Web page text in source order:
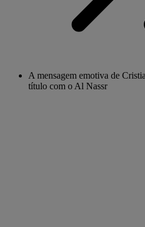
A mensagem emotiva de
título com o Al Nassr